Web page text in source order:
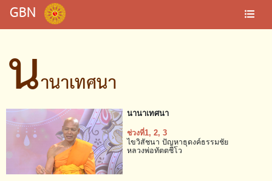
GBN
นานาเทศนา
นานาเทศนา
ช่วงที่1, 2, 3
ไขวิสัชนา ปัญหาธุดงค์ธรรมชัย
หลวงพ่อทัตตชีโว